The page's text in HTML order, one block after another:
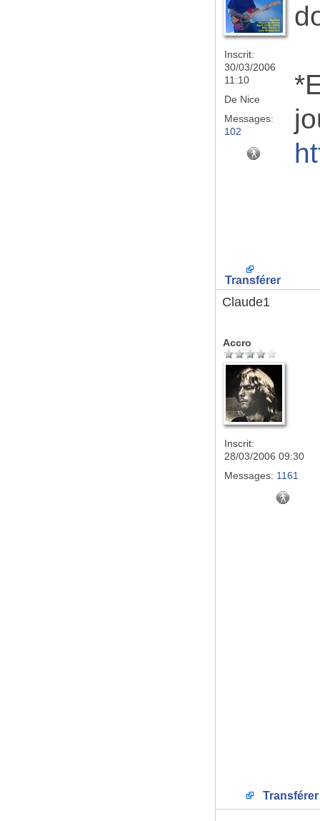
Inscrit:
30/03/2006
11:10
De Nice
Messages:
102
Transférer
Claude1
Accro
Inscrit:
28/03/2006 09:30
Messages: 1161
Transférer